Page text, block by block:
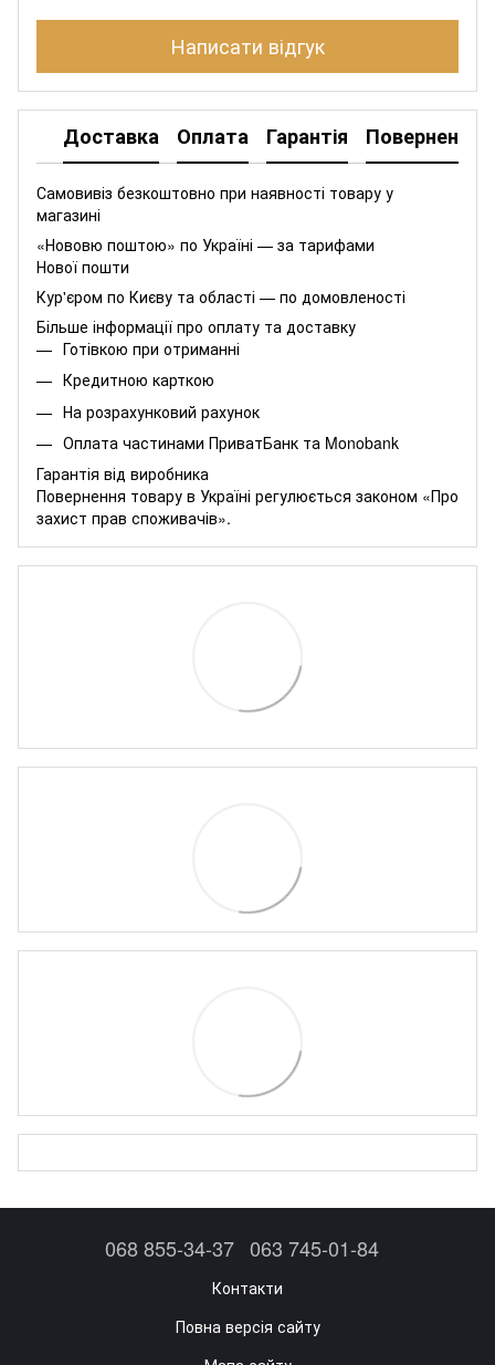
Написати відгук
Доставка Оплата Гарантія Повернення
Самовивіз безкоштовно при наявності товару у
магазині
«Нововю поштою» по Україні — за тарифами
Нової пошти
Кур'єром по Києву та області — по домовленості
Більше інформації про оплату та доставку
Готівкою при отриманні
Кредитною карткою
На розрахунковий рахунок
Оплата частинами ПриватБанк та Monobank
Гарантія від виробника
Повернення товару в Україні регулюється законом «Про
захист прав споживачів».
068 855-34-37 063 745-01-84
Контакти
Повна версія сайту